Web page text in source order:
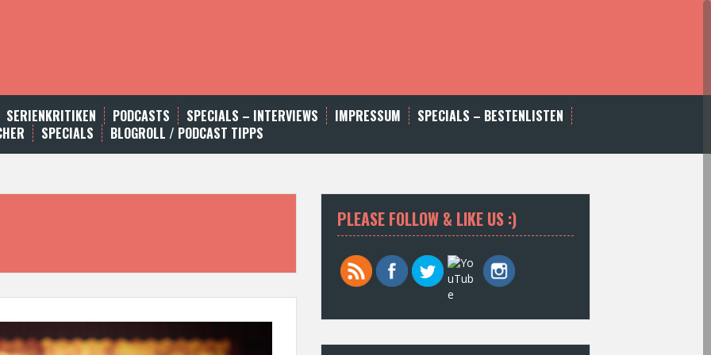
SERIENKRITIKEN PODCASTS SPECIALS – INTERVIEWS IMPRESSUM
SPECIALS – BESTENLISTEN
SPECIALS BLOGROLL / PODCAST TIPPS
PLEASE FOLLOW & LIKE US :)